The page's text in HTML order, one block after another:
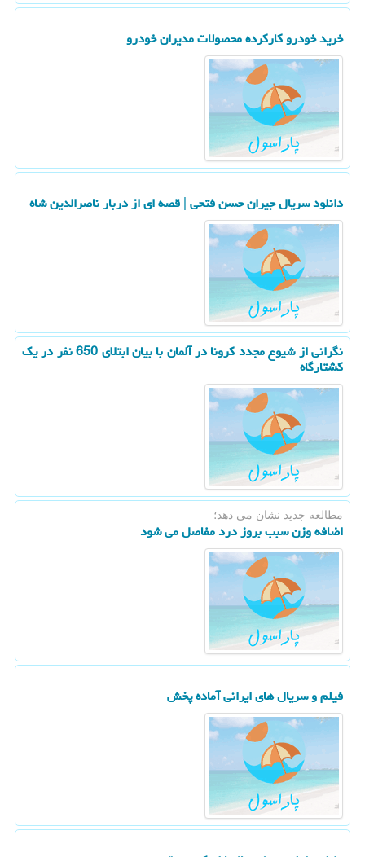
خرید خودرو كاركرده محصولات مدیران خودرو
دانلود سریال جیران حسن فتحی | قصه ای از دربار ناصرالدین شاه
نگرانی از شیوع مجدد كرونا در آلمان با بیان ابتلای 650 نفر در یك
كشتارگاه
مطالعه جدید نشان می دهد؛
اضافه وزن سبب بروز درد مفاصل می شود
فیلم و سریال های ایرانی آماده پخش